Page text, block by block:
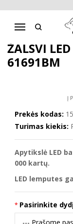
Navigacija
Pagrindinis
Žalsvi LED batai 25-
ŽALSVI
61691BM
Į
Prekės kodas:
Turimas kiekis:
Apytikslė LED
000 kartų.
LED lemputes
Pasirinkite